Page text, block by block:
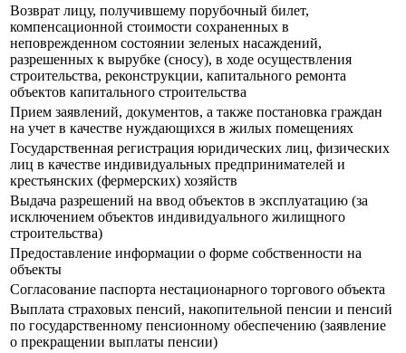
Возврат лицу, получившему порубочный билет,
компенсационной стоимости сохраненных в
неповрежденном состоянии зеленых насаждений,
разрешенных к вырубке (сносу), в ходе осуществления
строительства, реконструкции, капитального ремонта
объектов капитального строительства
Прием заявлений, документов, а также постановка граждан
на учет в качестве нуждающихся в жилых помещениях
Государственная регистрация юридических лиц, физических
лиц в качестве индивидуальных предпринимателей и
крестьянских (фермерских) хозяйств
Выдача разрешений на ввод объектов в эксплуатацию (за
исключением объектов индивидуального жилищного
строительства)
Предоставление информации о форме собственности на
объекты
Согласование паспорта нестационарного торгового объекта
Выплата страховых пенсий, накопительной пенсии и пенсий
по государственному пенсионному обеспечению (заявление
о прекращении выплаты пенсии)